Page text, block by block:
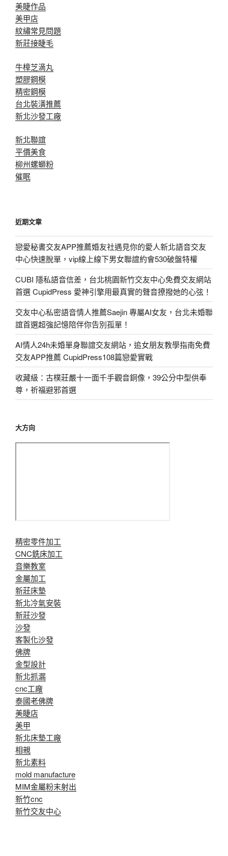
美睫作品
美甲店
紋繡常見問題
新莊接睫毛
牛樟芝滴丸
塑膠鋼模
精密鋼模
台北裝潢推薦
新北沙發工廠
新北聯誼
平價美食
柳州螺螄粉
催眠
近期文章
戀愛秘書交友APP推薦婚友社遇見你的愛人新北語音交友
中心快速脫單，vip線上線下男女聯誼約會530破盤特權
CUBI 隱私語音信差，台北桃園新竹交友中心免費交友網站
首選 CupidPress 愛神引擎用最真實的聲音撩撥她的心弦！
交友中心私密語音情人推薦Saejin 專屬AI女友，台北未婚聯
誼首選超強記憶陪伴你告別孤單！
AI情人24h未婚單身聯誼交友網站，追女朋友教學指南免費
交友APP推薦 CupidPress108篇戀愛實戰
收藏級：古樸莊嚴十一面千手觀音銅像，39公分中型供奉
尊，祈福避邪首選
大方向
精密零件加工
CNC銑床加工
音樂教室
金屬加工
新莊床墊
新北冷氣安裝
新莊沙發
沙發
客製化沙發
佛牌
金型設計
新北抓漏
cnc工廠
泰國老佛牌
美睫店
美甲
新北床墊工廠
相親
新北素料
mold manufacture
MIM金屬粉末射出
新竹cnc
新竹交友中心